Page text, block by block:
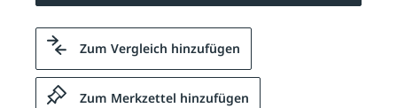
Zum Vergleich hinzufügen
Zum Merkzettel hinzufügen